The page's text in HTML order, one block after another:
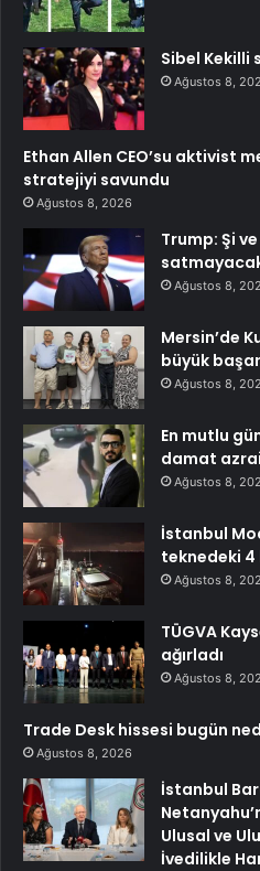
Sibel Kekilli
Ağustos 8,
Ethan Allen CEO’su aktivist
stratejiyi savundu
Ağustos 8, 2026
Trump: Şi
Ağustos 8,
Mersin’de
büyük
Ağustos 8,
En mutlu
damat
Ağustos 8,
İstanbul
teknedeki 4
Ağustos 8,
TÜGVA
ağırladı
Ağustos 8,
Trade Desk hissesi bugün
Ağustos 8, 2026
İstanbul
Ulusal ve
İvedilikle